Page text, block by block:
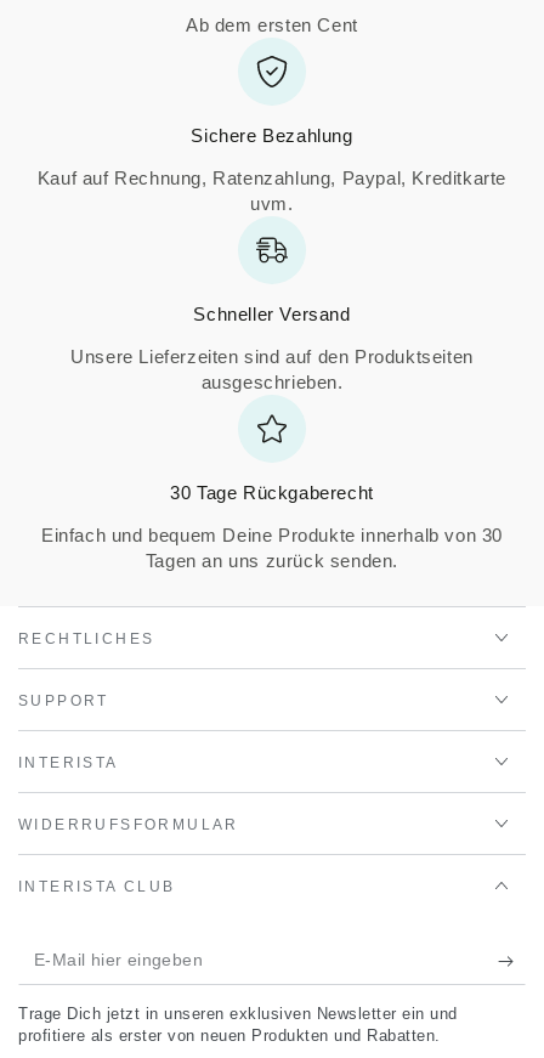
Ab dem ersten Cent
Sichere Bezahlung
Kauf auf Rechnung, Ratenzahlung, Paypal, Kreditkarte
uvm.
Schneller Versand
Unsere Lieferzeiten sind auf den Produktseiten
ausgeschrieben.
30 Tage Rückgaberecht
Einfach und bequem Deine Produkte innerhalb von 30
Tagen an uns zurück senden.
RECHTLICHES
SUPPORT
INTERISTA
WIDERRUFSFORMULAR
INTERISTA CLUB
E-
Mail
hier
Trage Dich jetzt in unseren exklusiven Newsletter ein und
profitiere als erster von neuen Produkten und Rabatten.